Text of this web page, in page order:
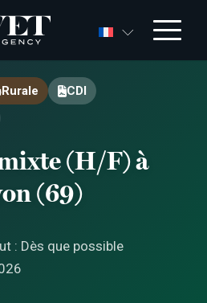
Rurale
CDI
(H/F) à
(69)
: Dès que possible